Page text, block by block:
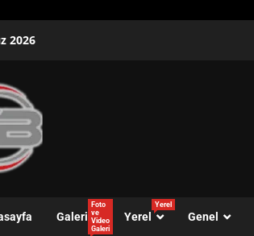
2026
Galeri
Foto
ve
Video
Galeri
Yerel
Yerel
Genel